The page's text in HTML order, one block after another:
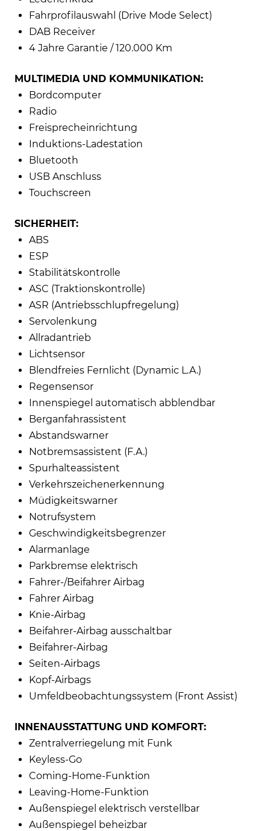
Fahrprofilauswahl (Drive Mode Select)
DAB Receiver
4 Jahre Garantie / 120.000 Km
MULTIMEDIA UND KOMMUNIKATION:
Bordcomputer
Radio
Freisprecheinrichtung
Induktions-Ladestation
Bluetooth
USB Anschluss
Touchscreen
SICHERHEIT:
ABS
ESP
Stabilitätskontrolle
ASC (Traktionskontrolle)
ASR (Antriebsschlupfregelung)
Servolenkung
Allradantrieb
Lichtsensor
Blendfreies Fernlicht (Dynamic L.A.)
Regensensor
Innenspiegel automatisch abblendbar
Berganfahrassistent
Abstandswarner
Notbremsassistent (F.A.)
Spurhalteassistent
Verkehrszeichenerkennung
Müdigkeitswarner
Notrufsystem
Geschwindigkeitsbegrenzer
Alarmanlage
Parkbremse elektrisch
Fahrer-/Beifahrer Airbag
Fahrer Airbag
Knie-Airbag
Beifahrer-Airbag ausschaltbar
Beifahrer-Airbag
Seiten-Airbags
Kopf-Airbags
Umfeldbeobachtungssystem (Front Assist)
INNENAUSSTATTUNG UND KOMFORT:
Zentralverriegelung mit Funk
Keyless-Go
Coming-Home-Funktion
Leaving-Home-Funktion
Außenspiegel elektrisch verstellbar
Außenspiegel beheizbar